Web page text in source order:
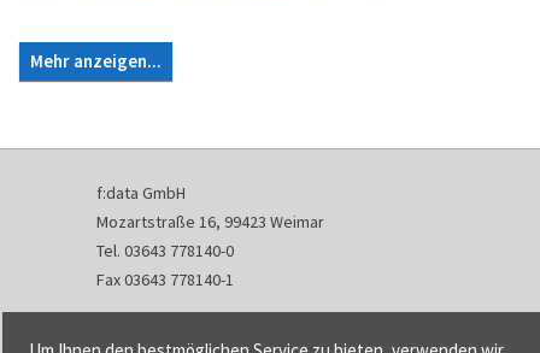
Mehr anzeigen...
f:data GmbH
Mozartstraße 16, 99423 Weimar
Tel. 03643 778140-0
Fax 03643 778140-1
info@fdata.de